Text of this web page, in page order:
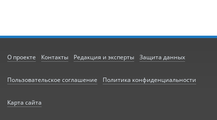
О проекте Контакты Редакция и эксперты Защита данных
Пользовательское соглашение Политика конфиденциальности
Карта сайта